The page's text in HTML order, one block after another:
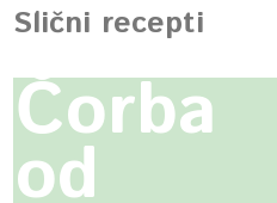
Slični recepti
Čorba
od